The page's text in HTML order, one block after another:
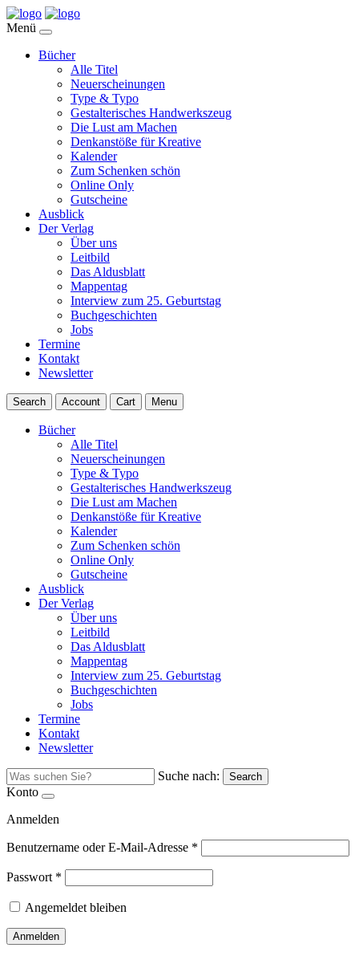
Menü
Bücher
Alle Titel
Neuerscheinungen
Type & Typo
Gestalterisches Handwerkszeug
Die Lust am Machen
Denkanstöße für Kreative
Kalender
Zum Schenken schön
Online Only
Gutscheine
Ausblick
Der Verlag
Über uns
Leitbild
Das Aldusblatt
Mappentag
Interview zum 25. Geburtstag
Buchgeschichten
Jobs
Termine
Kontakt
Newsletter
Search Account Cart Menu
Bücher
Alle Titel
Neuerscheinungen
Type & Typo
Gestalterisches Handwerkszeug
Die Lust am Machen
Denkanstöße für Kreative
Kalender
Zum Schenken schön
Online Only
Gutscheine
Ausblick
Der Verlag
Über uns
Leitbild
Das Aldusblatt
Mappentag
Interview zum 25. Geburtstag
Buchgeschichten
Jobs
Termine
Kontakt
Newsletter
Suche nach: Search
Konto
Anmelden
Benutzername oder E-Mail-Adresse *
Passwort *
Angemeldet bleiben
Anmelden